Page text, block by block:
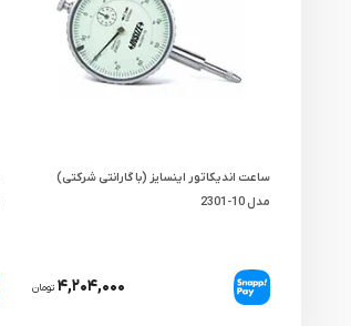
ساعت اندیکاتور اینسایز (با گارانتی شرکتی)
مدل 10-2301
۴,۲۰۴,۰۰۰ تومان